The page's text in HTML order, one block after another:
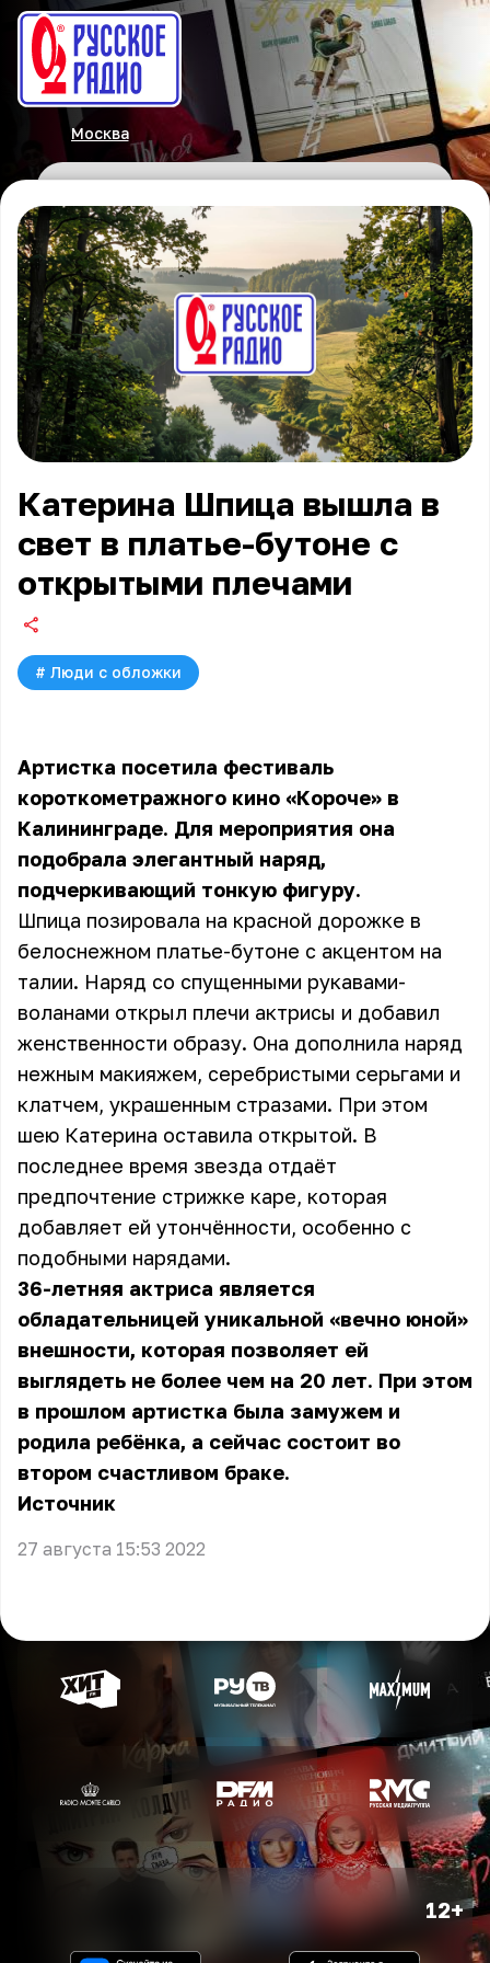
Москва
Катерина Шпица вышла в
свет в платье-бутоне с
открытыми плечами
# Люди с обложки
Артистка посетила фестиваль
короткометражного кино «Короче» в
Калининграде. Для мероприятия она
подобрала элегантный наряд,
подчеркивающий тонкую фигуру.
Шпица позировала на красной дорожке в
белоснежном платье-бутоне с акцентом на
талии. Наряд со спущенными рукавами-
воланами открыл плечи актрисы и добавил
женственности образу. Она дополнила наряд
нежным макияжем, серебристыми серьгами и
клатчем, украшенным стразами. При этом
шею Катерина оставила открытой. В
последнее время звезда отдаёт
предпочтение стрижке каре, которая
добавляет ей утончённости, особенно с
подобными нарядами.
36-летняя актриса является
обладательницей уникальной «вечно юной»
внешности, которая позволяет ей
выглядеть не более чем на 20 лет. При этом
в прошлом артистка была замужем и
родила ребёнка, а сейчас состоит во
втором счастливом браке.
Источник
27 августа 15:53 2022
12+